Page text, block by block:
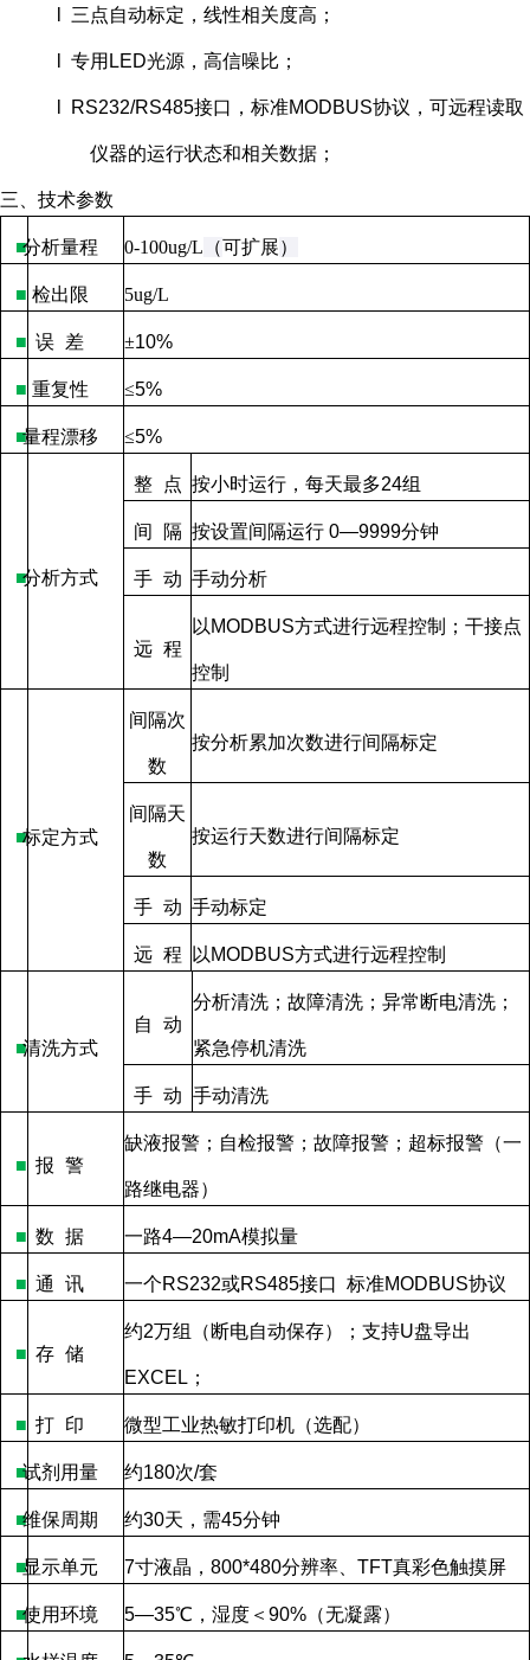
l 三点自动标定，线性相关度高；
l 专用LED光源，高信噪比；
l RS232/RS485接口，标准MODBUS协议，可远程读取
仪器的运行状态和相关数据；
三、技术参数
■分析量程 0-100ug/L （可扩展）
■ 检出限 5ug/L
■ 误 差 ±10%
■ 重复性 ≤5%
■量程漂移 ≤5%
■分析方式
整 点 按小时运行，每天最多24组
间 隔 按设置间隔运行 0—9999分钟
手 动 手动分析
远 程
以 MODBUS方式进行远程控制；干接点
控制
■标定方式
间隔次
数
按分析累加次数进行间隔标定
间隔天
数
按运行天数进行间隔标定
手 动 手动标定
远 程 以 MODBUS方式进行远程控制
■清洗方式
自 动
分析清洗；故障清洗；异常断电清洗；
紧急停机清洗
手 动 手动清洗
■ 报 警
缺液报警；自检报警；故障报警；超标报警（一
路继电器）
■ 数 据 一路4—20mA模拟量
■ 通 讯 一个RS232或RS485接口 标准MODBUS协议
■ 存 储
约2万组（断电自动保存）；支持U盘导出
EXCEL ；
■ 打 印 微型工业热敏打印机（选配）
■试剂用量 约180次/套
■维保周期 约30天，需45分钟
■显示单元 7寸液晶， 800*480分辨率、 TFT真彩色触摸屏
■使用环境 5—35℃，湿度＜ 90% （无凝露）